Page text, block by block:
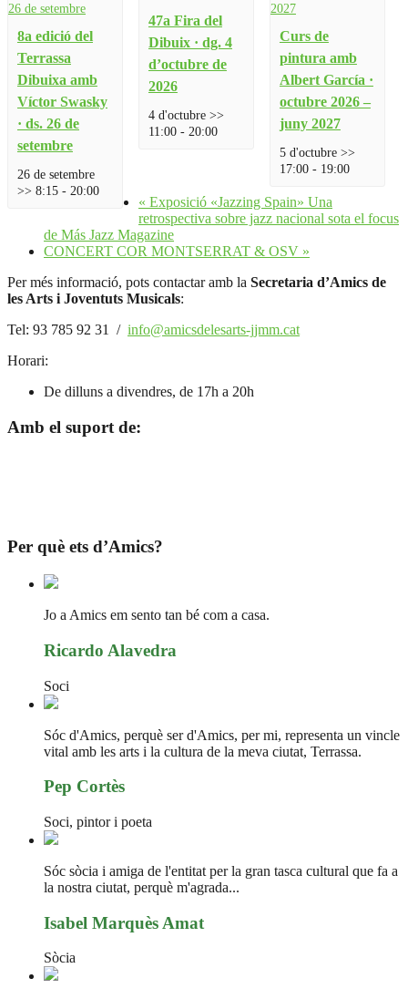
8a edició del
Terrassa
Dibuixa amb
Víctor Swasky
· ds. 26 de
setembre
26 de setembre
>> 8:15- 20:00
47a Fira del
Dibuix · dg. 4
d’octubre de
2026
4 d'octubre >>
11:00- 20:00
Curs de
pintura amb
Albert García ·
octubre 2026 –
juny 2027
5 d'octubre >>
17:00- 19:00
« Exposició «Jazzing Spain» Una
retrospectiva sobre jazz nacional sota el focus
de Más Jazz Magazine
CONCERT COR MONTSERRAT & OSV »
Per més informació, pots contactar amb la Secretaria d’Amics de
les Arts i Joventuts Musicals:
Tel: 93 785 92 31 / info@amicsdelesarts-jjmm.cat
Horari:
De dilluns a divendres, de 17h a 20h
Amb el suport de:
Per què ets d’Amics?
Jo a Amics em sento tan bé com a casa.
Ricardo Alavedra
Soci
Sóc d'Amics, perquè ser d'Amics, per mi, representa un vincle
vital amb les arts i la cultura de la meva ciutat, Terrassa.
Pep Cortès
Soci, pintor i poeta
Sóc sòcia i amiga de l'entitat per la gran tasca cultural que fa a
la nostra ciutat, perquè m'agrada...
Isabel Marquès Amat
Sòcia